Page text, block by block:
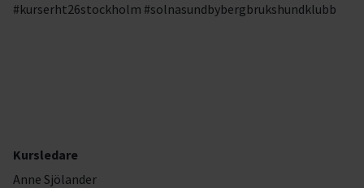
#kurserht26stockholm #solnasundbybergbrukshundklubb
Kursledare
Anne Sjölander